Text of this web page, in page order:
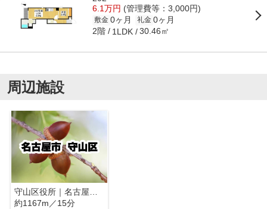
6.1万円 (管理費等：3,000円)
敷金 0ヶ月 礼金 0ヶ月
2階 1LDK 30.46㎡
周辺施設
約1167m／15分